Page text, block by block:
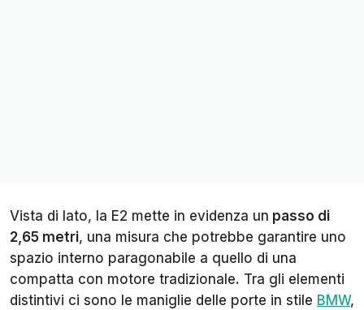
Vista di lato, la E2 mette in evidenza un passo di
2,65 metri, una misura che potrebbe garantire uno
spazio interno paragonabile a quello di una
compatta con motore tradizionale. Tra gli elementi
distintivi ci sono le maniglie delle porte in stile BMW,